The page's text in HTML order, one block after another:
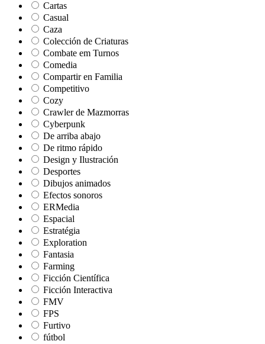
Cartas
Casual
Caza
Colección de Criaturas
Combate em Turnos
Comedia
Compartir en Familia
Competitivo
Cozy
Crawler de Mazmorras
Cyberpunk
De arriba abajo
De ritmo rápido
Design y Ilustración
Desportes
Dibujos animados
Efectos sonoros
ERMedia
Espacial
Estratégia
Exploration
Fantasia
Farming
Ficción Científica
Ficción Interactiva
FMV
FPS
Furtivo
fútbol